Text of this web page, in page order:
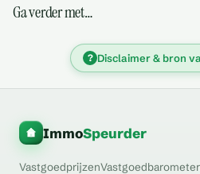
Ga verder met…
? Disclaimer & bron
ImmoSpeurder
VastgoedprijzenVastgoedbarometer